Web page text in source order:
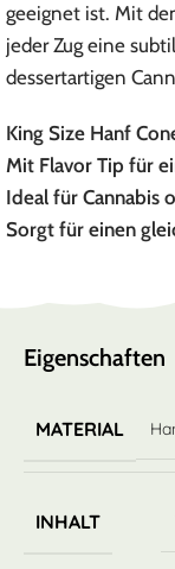
geeignet ist. Mit
jeder Zug eine
dessertartigen
King Size Hanf
Mit Flavor Tip für
Ideal für Cannabis
Sorgt für einen
Eigenschaften
MATERIAL
INHALT